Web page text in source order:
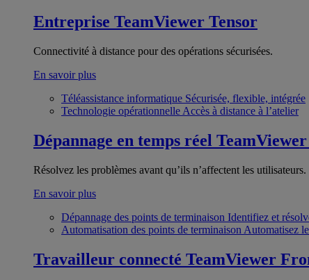
Entreprise TeamViewer Tensor
Connectivité à distance pour des opérations sécurisées.
En savoir plus
Téléassistance informatique Sécurisée, flexible, intégrée
Technologie opérationnelle Accès à distance à l’atelier
Dépannage en temps réel
Résolvez les problèmes avant qu’ils n’affectent les utilisateurs.
En savoir plus
Dépannage des points de terminaison Identifiez et
Automatisation des points de terminaison Automatisez
Travailleur connecté TeamViewer